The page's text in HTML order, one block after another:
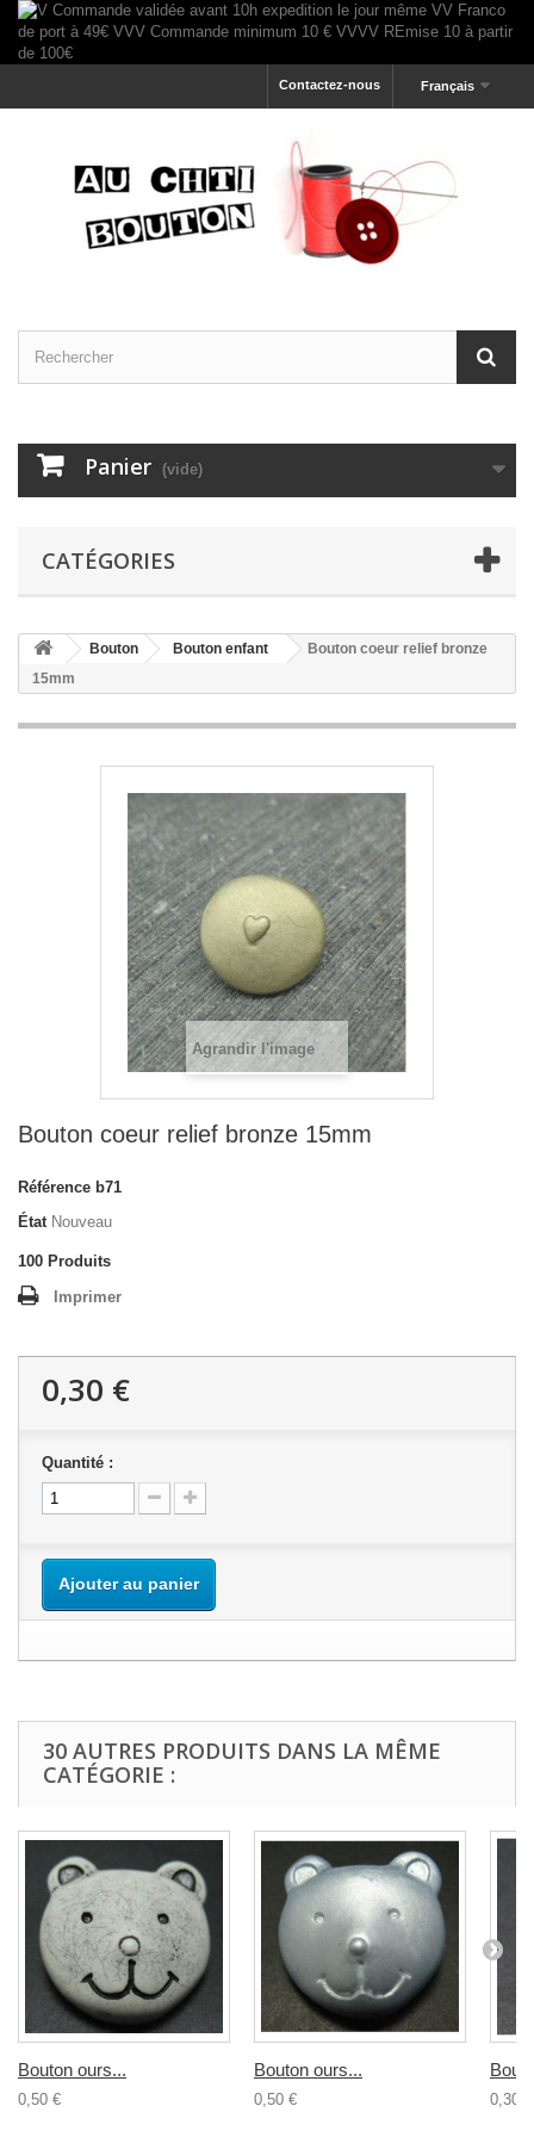
Français
Contactez-nous
Panier (vide)
CATÉGORIES
Bouton Bouton enfant
Bouton coeur relief bronze
15mm
Agrandir l'image
Bouton coeur relief bronze 15mm
Référence b71
État Nouveau
100 Produits
Imprimer
0,30 €
Quantité :
Ajouter au panier
30 AUTRES PRODUITS DANS LA MÊME
CATÉGORIE :
Bouton ours...
0,50 €
Bouton ours...
0,50 € 0,30 €